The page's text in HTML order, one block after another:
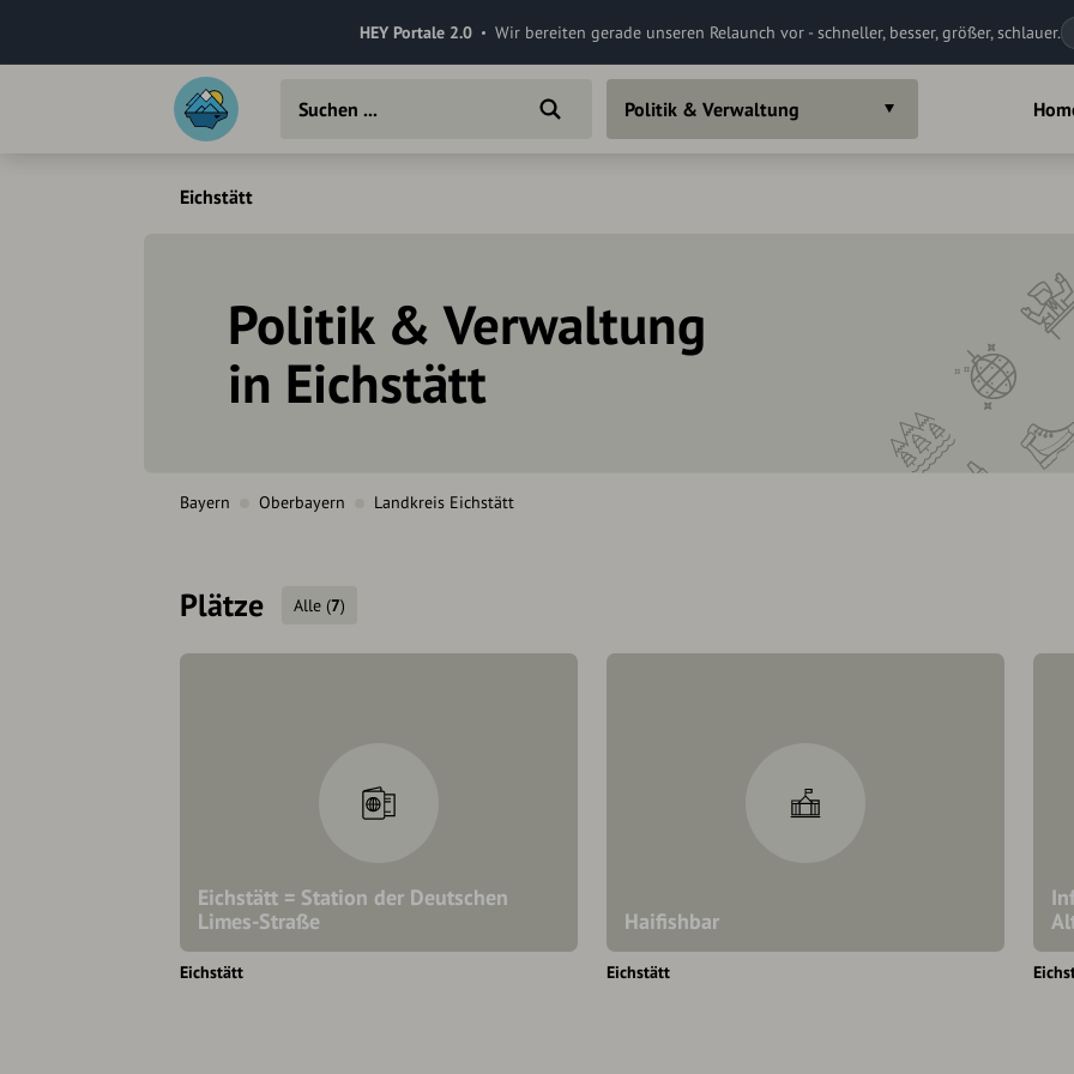
HEY Portale 2.0 Wir bereiten gerade unseren Relaunch vor - schneller, besser, größer, schlauer.
Politik & Verwaltung
Eichstätt
Politik & Verwaltung
in Eichstätt
Bayern Oberbayern Landkreis Eichstätt
Plätze Alle (7)
Eichstätt = Station der Deutschen
Limes-Straße
Eichstätt
Haifishbar
Eichstätt